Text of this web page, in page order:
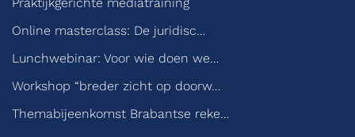
Online masterclass: De juridisc…
Lunchwebinar: Voor wie doen we…
Workshop “breder zicht op doorw…
Themabijeenkomst Brabantse reke…